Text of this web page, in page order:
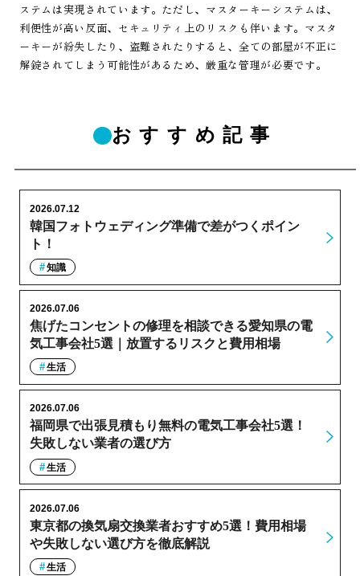
ステムは実現されています。ただし、マスターキーシステムは、
利便性が高い反面、セキュリティ上のリスクも伴います。マスタ
ーキーが紛失したり、盗難されたりすると、全ての部屋が不正に
解錠されてしまう可能性があるため、厳重な管理が必要です。
おすすめ記事
韓国フォトウェディング準備で差がつくポイン
ト！
2026.07.12
知識
焦げたコンセントの修理を相談できる愛知県の電
気工事会社5選｜放置するリスクと費用相場
2026.07.06
生活
福岡県で出張見積もり無料の電気工事会社5選！
失敗しない業者の選び方
2026.07.06
生活
東京都の換気扇交換業者おすすめ5選！費用相場
や失敗しない選び方を徹底解説
2026.07.06
生活